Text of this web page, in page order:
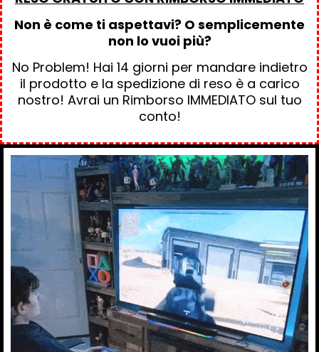
Non è come ti aspettavi? O semplicemente
non lo vuoi più?
No Problem! Hai 14 giorni per mandare indietro
il prodotto e la spedizione di reso è a carico
nostro! Avrai un Rimborso IMMEDIATO sul tuo
conto!